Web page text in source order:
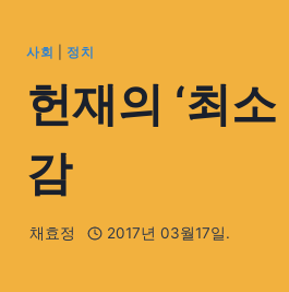
사회 정치
헌재의 ‘최소
감
채효정 2017년 03월17일.